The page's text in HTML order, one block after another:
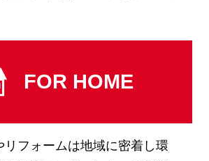
FOR HOME
リフォームは地域に密着し環